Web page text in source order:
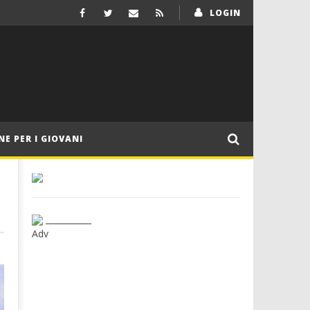
LOGIN
PER I GIOVANI
___________
Adv